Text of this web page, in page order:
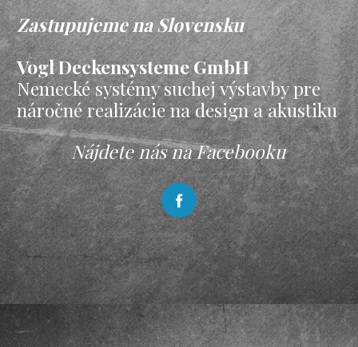
Zastupujeme na Slovensku
Vogl Deckensysteme GmbH
Nemecké systémy suchej výstavby pre
náročné realizácie na design a akustiku
Nájdete nás na Facebooku